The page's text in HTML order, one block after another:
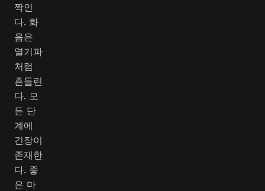
짝인
다. 화
음은
열기파
처럼
흔들린
다. 모
든 단
계에
긴장이
존재한
다. 좋
은 마